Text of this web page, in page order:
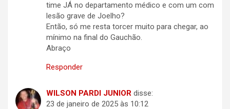
time JÁ no departamento médico e com um com
lesão grave de Joelho?
Então, só me resta torcer muito para chegar, ao
mínimo na final do Gauchão.
Abraço
Responder
WILSON PARDI JUNIOR disse:
23 de janeiro de 2025 às 10:12